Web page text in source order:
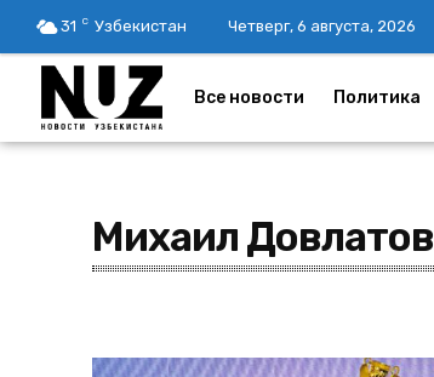
31 C Узбекистан Четверг, 6 августа, 2026
Все новости Политика
Михаил Довлатов